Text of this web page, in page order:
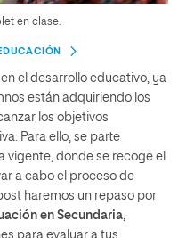
en clase.
el desarrollo educativo, ya
están adquiriendo los
los objetivos
Para ello, se parte
vigente, donde se recoge el
a cabo el proceso de
haremos un repaso por
en Secundaria
para evaluar a tus